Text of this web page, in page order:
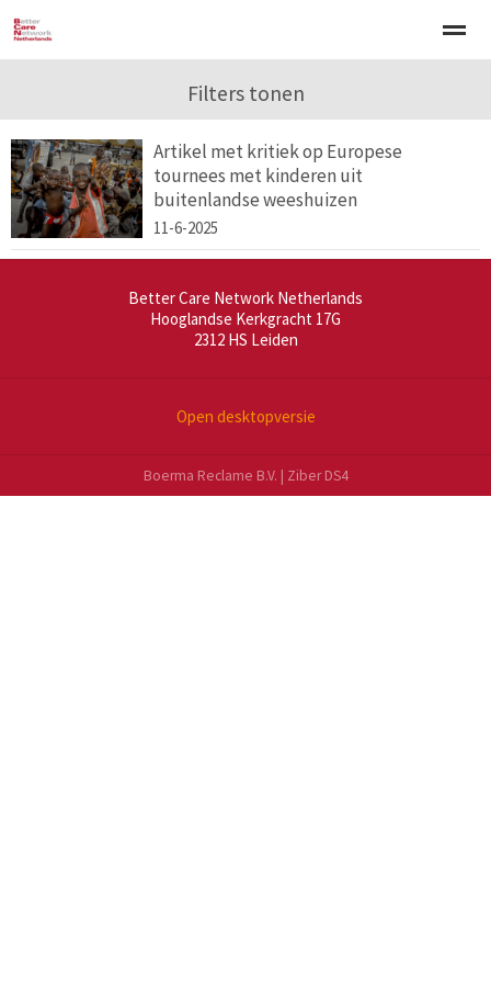
Werken met kinderen
Home Nieuws Agenda
Filters tonen
Artikel met kritiek op Europese
tournees met kinderen uit
buitenlandse weeshuizen
11-6-2025
Better Care Network Netherlands
Hooglandse Kerkgracht 17G
2312 HS Leiden
Open desktopversie
Boerma Reclame B.V. | Ziber DS4